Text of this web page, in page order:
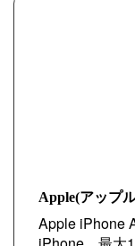
Apple(アップ
Apple iPhone